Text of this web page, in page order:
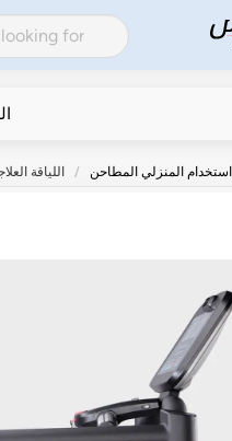
استخدام المنزلي المطاحن اللياقة